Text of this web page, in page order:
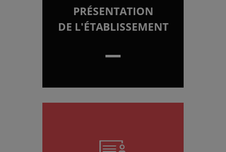
PRÉSENTATION
DE L'ÉTABLISSEMENT